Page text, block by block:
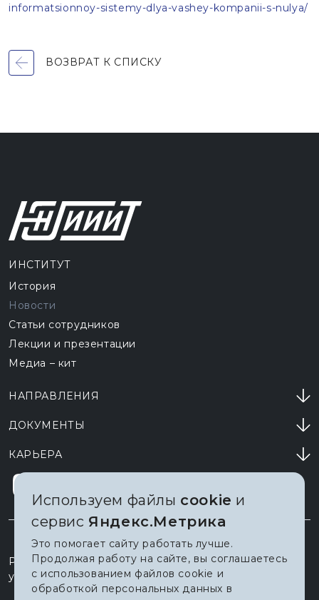
informatsionnoy-sistemy-dlya-vashey-kompanii-s-nulya/
ВОЗВРАТ К СПИСКУ
ИНСТИТУТ
История
Новости
Статьи сотрудников
Лекции и презентации
Медиа – кит
НАПРАВЛЕНИЯ
ДОКУМЕНТЫ
КАРЬЕРА
Россия, 628011, Ханты-Мансийск
ул. Мира, д. 151
Используем файлы cookie и
сервис Яндекс.Метрика
Это помогает сайту работать лучше.
Продолжая работу на сайте, вы соглашаетесь
с использованием файлов cookie и
обработкой персональных данных в